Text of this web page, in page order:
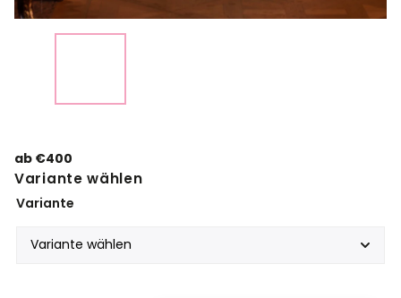
ab €400
Variante wählen
Variante